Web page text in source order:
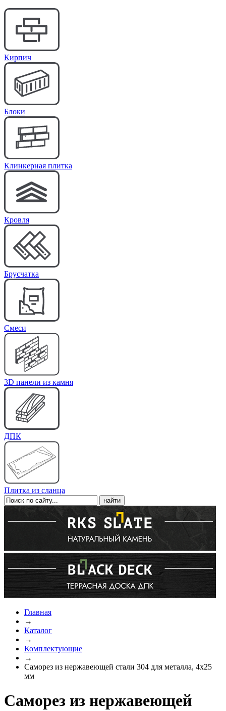
Кирпич
Блоки
Клинкерная плитка
Кровля
Брусчатка
Cмеси
3D панели из камня
ДПК
Плитка из сланца
Главная
→
Каталог
→
Комплектующие
→
Саморез из нержавеющей стали 304 для металла, 4х25
мм
Саморез из нержавеющей